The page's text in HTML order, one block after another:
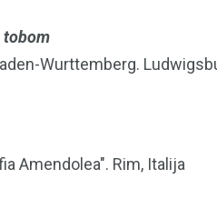
tobom
Wurttemberg.
Amendolea". Rim, Italija